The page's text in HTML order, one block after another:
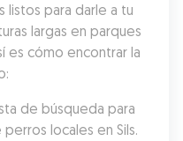
listos para darle a tu
largas en parques
es cómo encontrar la
de búsqueda para
locales en Sils.